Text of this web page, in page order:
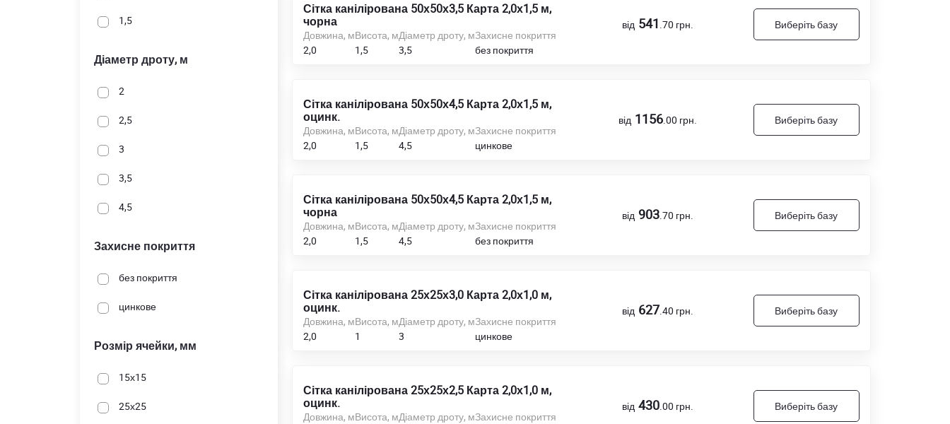
1,5
Діаметр дроту, м
2
2,5
3
3,5
4,5
Захисне покриття
без покриття
цинкове
Розмір ячейки, мм
15х15
25х25
Сітка канілірована 50х50х3,5 Карта 2,0х1,5 м,
чорна
Довжина, м
2,0
Висота, м
1,5
Діаметр дроту, м
3,5
Захисне покриття
без покриття
від 541.70 грн. Виберіть базу
Сітка канілірована 50х50х4,5 Карта 2,0х1,5 м,
оцинк.
Довжина, м
2,0
Висота, м
1,5
Діаметр дроту, м
4,5
Захисне покриття
цинкове
від 1156.00 грн. Виберіть базу
Сітка канілірована 50х50х4,5 Карта 2,0х1,5 м,
чорна
Довжина, м
2,0
Висота, м
1,5
Діаметр дроту, м
4,5
Захисне покриття
без покриття
від 903.70 грн. Виберіть базу
Сітка канілірована 25х25х3,0 Карта 2,0х1,0 м,
оцинк.
Довжина, м
2,0
Висота, м
1
Діаметр дроту, м
3
Захисне покриття
цинкове
від 627.40 грн. Виберіть базу
Сітка канілірована 25х25х2,5 Карта 2,0х1,0 м,
оцинк.
Довжина, мВисота, мДіаметр дроту, мЗахисне покриття
від 430.00 грн. Виберіть базу